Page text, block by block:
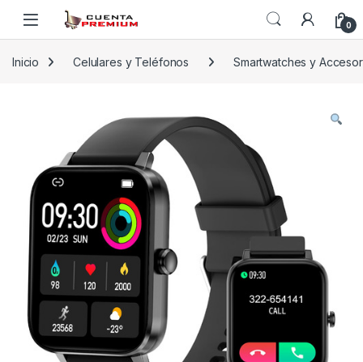
Skip to navigation
Skip to content
0
Inicio Celulares y Teléfonos Smartwatches y